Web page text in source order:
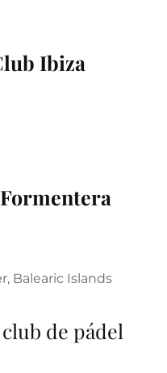
Ibiza
Balearic Islands
de pádel